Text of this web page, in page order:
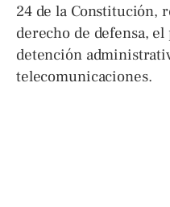
24 de la Constitución,
derecho de defensa,
detención
telecomunicaciones.